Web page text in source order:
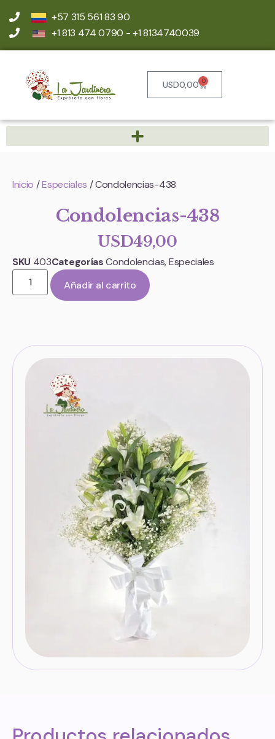
+57 315 561 83 90
+1 813 474 0790 - +1 8134740039
USD0,00 0
Inicio /Especiales / Condolencias-438
Condolencias-438
USD49,00
SKU 403Categorías Condolencias,Especiales
Añadir al carrito